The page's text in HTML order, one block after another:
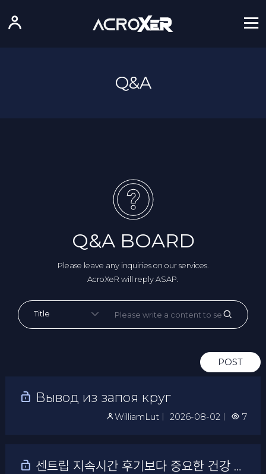
Q&A
Q&A BOARD
Please leave any inquiries on our services.
AcroXeR will reply ASAP.
POST
Вывод из запоя круг
WilliamLut ｜2026-08-02 7
센트립 지속시간 후기보다 중요한 건강 상태